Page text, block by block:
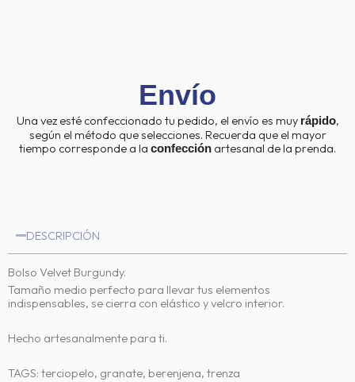
Envío
Una vez esté confeccionado tu pedido, el envío es muy rápido,
según el método que selecciones. Recuerda que el mayor
tiempo corresponde a la confección artesanal de la prenda.
DESCRIPCIÓN
Bolso Velvet Burgundy.
Tamaño medio perfecto para llevar tus elementos
indispensables, se cierra con elástico y velcro interior.
Hecho artesanalmente para ti.
TAGS: terciopelo, granate, berenjena, trenza